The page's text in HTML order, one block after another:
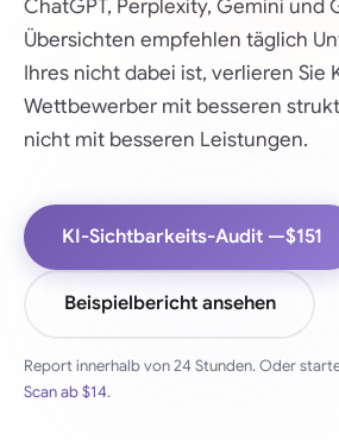
ChatGPT, Perplexity, Gemini und
Übersichten empfehlen täglich
Ihres nicht dabei ist, verlieren Sie
Wettbewerber mit besseren
nicht mit besseren Leistungen.
KI-Sichtbarkeits-Audit —$151
Beispielbericht ansehen
Report innerhalb von 24 Stunden.Oder
Scan ab$14.